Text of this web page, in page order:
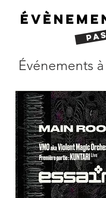
Événements